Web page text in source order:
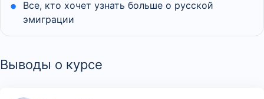
Все, кто хочет узнать больше о русской
эмиграции
Выводы о курсе